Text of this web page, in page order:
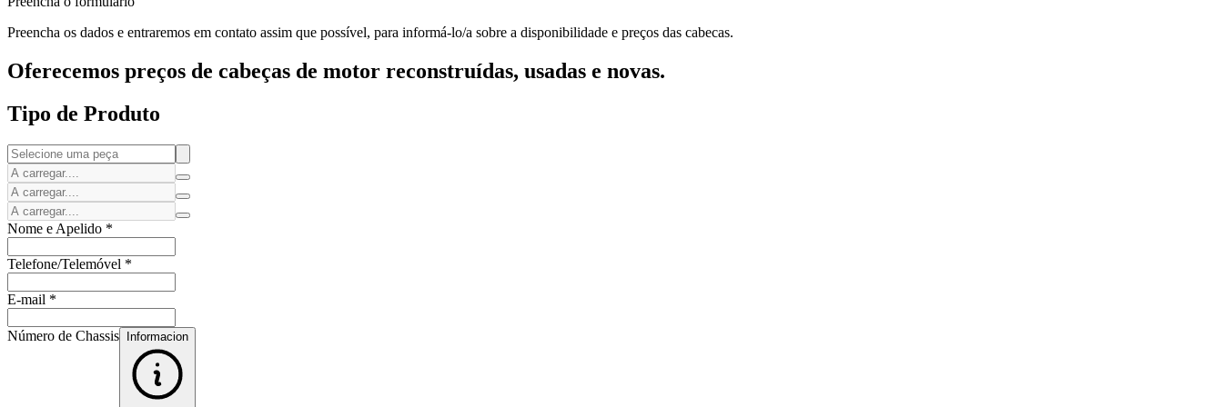
Preencha os dados e entraremos em contato assim que possível, para informá-lo/a sobre a disponibilidade e preços das cabecas.
Oferecemos preços de cabeças de motor reconstruídas, usadas e novas.
Tipo de Produto
Nome e Apelido *
Telefone/Telemóvel *
E-mail *
Número de Chassis Informacion